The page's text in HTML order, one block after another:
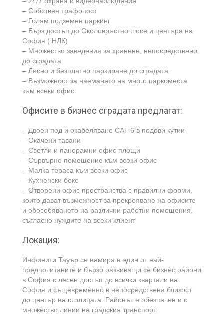
– Собствен трафопост
– Голям подземен паркинг
– Бърз достъп до Околовръстно шосе и центъра на
София ( НДК)
– Множество заведения за хранене, непосредствено
до сградата
– Лесно и безплатно паркиране до сградата
– Възможност за наемането на много паркоместа
към всеки офис
Офисите в бизнес сградата предлагат:
– Двоен под и окабеляване САТ 6 в подови кутии
– Окачени тавани
– Светли и панорамни офис площи
– Сървърно помещение към всеки офис
– Малка тераса към всеки офис
– Кухненски бокс
– Отворени офис пространства с правилни форми,
които дават възможност за прекрояване на офисите
и обособяването на различни работни помещения,
съгласно нуждите на всеки клиент
Локация:
Инфинити Тауър се намира в един от най-
предпочитаните и бързо развиващи се бизнес райони
в София с лесен достъп до всички квартали на
София и същевременно в непосредствена близост
до център на столицата. Районът е обезпечен и с
множество линии на градския транспорт.